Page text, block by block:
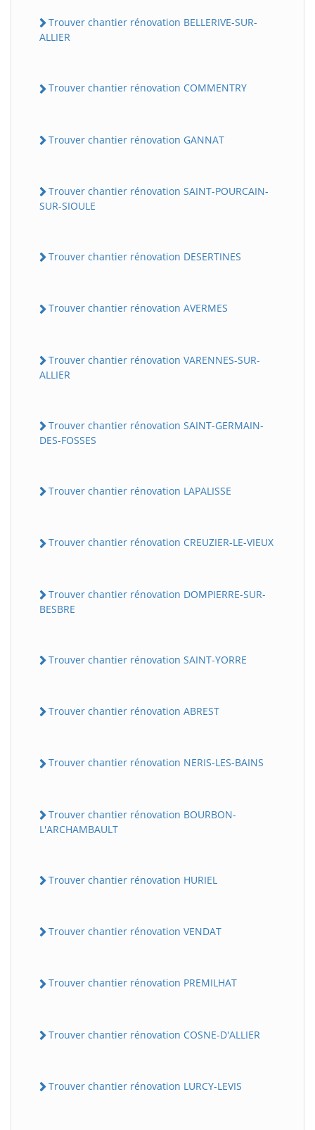
Trouver chantier rénovation BELLERIVE-SUR-
ALLIER
Trouver chantier rénovation COMMENTRY
Trouver chantier rénovation GANNAT
Trouver chantier rénovation SAINT-POURCAIN-
SUR-SIOULE
Trouver chantier rénovation DESERTINES
Trouver chantier rénovation AVERMES
Trouver chantier rénovation VARENNES-SUR-
ALLIER
Trouver chantier rénovation SAINT-GERMAIN-
DES-FOSSES
Trouver chantier rénovation LAPALISSE
Trouver chantier rénovation CREUZIER-LE-VIEUX
Trouver chantier rénovation DOMPIERRE-SUR-
BESBRE
Trouver chantier rénovation SAINT-YORRE
Trouver chantier rénovation ABREST
Trouver chantier rénovation NERIS-LES-BAINS
Trouver chantier rénovation BOURBON-
L'ARCHAMBAULT
Trouver chantier rénovation HURIEL
Trouver chantier rénovation VENDAT
Trouver chantier rénovation PREMILHAT
Trouver chantier rénovation COSNE-D'ALLIER
Trouver chantier rénovation LURCY-LEVIS